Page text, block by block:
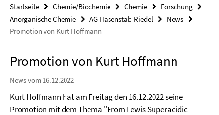
Startseite Chemie/Biochemie Chemie
Forschung
Anorganische Chemie
AG Hasenstab-Riedel
News
Promotion von Kurt Hoffmann
Promotion von Kurt Hoffmann
News vom 16.12.2022
Kurt Hoffmann hat am Freitag den 16.12.2022 seine
Promotion mit dem Thema "From Lewis Superacidic